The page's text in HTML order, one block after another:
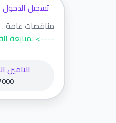
تسجيل الدخول
مناقصات عامة .
----> لمتابعة
التامين